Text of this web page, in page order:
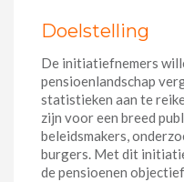
Doelstelling
De initiatiefnemers
pensioenlandschap
statistieken aan te
zijn voor een breed
beleidsmakers,
burgers. Met dit
de pensioenen